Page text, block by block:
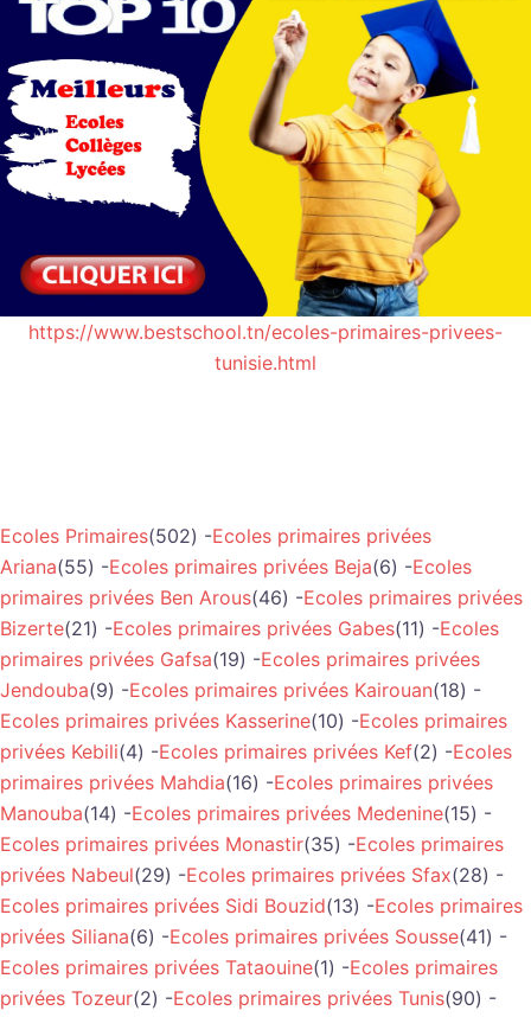
https://www.bestschool.tn/ecoles-primaires-privees-
tunisie.html
Ecoles Primaires(502) -Ecoles primaires privées
Ariana(55) -Ecoles primaires privées Beja(6) -Ecoles
primaires privées Ben Arous(46) -Ecoles primaires privées
Bizerte(21) -Ecoles primaires privées Gabes(11) -Ecoles
primaires privées Gafsa(19) -Ecoles primaires privées
Jendouba(9) -Ecoles primaires privées Kairouan(18) -
Ecoles primaires privées Kasserine(10) -Ecoles primaires
privées Kebili(4) -Ecoles primaires privées Kef(2) -Ecoles
primaires privées Mahdia(16) -Ecoles primaires privées
Manouba(14) -Ecoles primaires privées Medenine(15) -
Ecoles primaires privées Monastir(35) -Ecoles primaires
privées Nabeul(29) -Ecoles primaires privées Sfax(28) -
Ecoles primaires privées Sidi Bouzid(13) -Ecoles primaires
privées Siliana(6) -Ecoles primaires privées Sousse(41) -
Ecoles primaires privées Tataouine(1) -Ecoles primaires
privées Tozeur(2) -Ecoles primaires privées Tunis(90) -